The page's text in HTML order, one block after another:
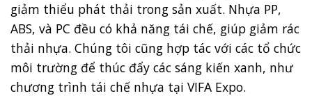
giảm thiểu phát thải trong sản xuất. Nhựa PP,
ABS, và PC đều có khả năng tái chế, giúp giảm rác
thải nhựa. Chúng tôi cũng hợp tác với các tổ chức
môi trường để thúc đẩy các sáng kiến xanh, như
chương trình tái chế nhựa tại VIFA Expo.